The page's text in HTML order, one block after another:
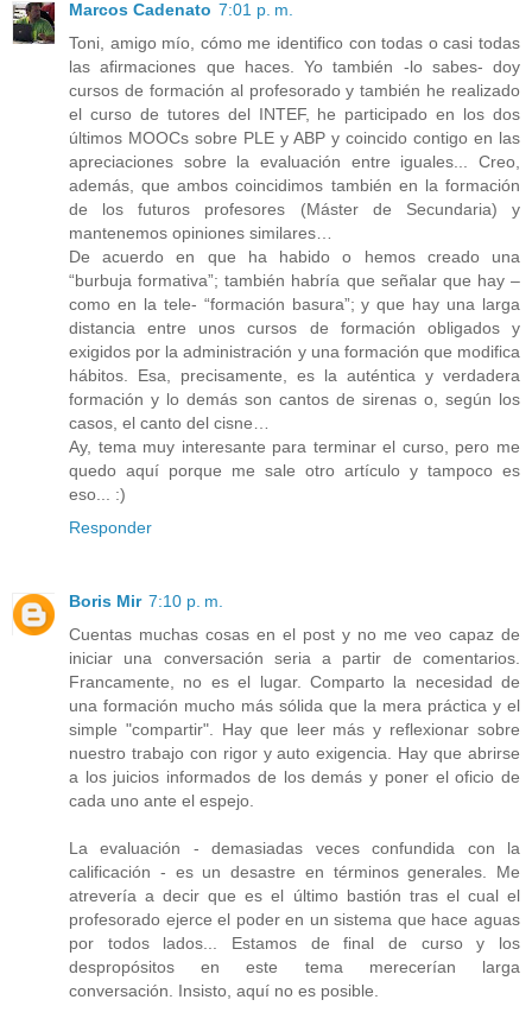
Marcos Cadenato 7:01 p. m.
Toni, amigo mío, cómo me identifico con todas o casi todas
las afirmaciones que haces. Yo también -lo sabes- doy
cursos de formación al profesorado y también he realizado
el curso de tutores del INTEF, he participado en los dos
últimos MOOCs sobre PLE y ABP y coincido contigo en las
apreciaciones sobre la evaluación entre iguales... Creo,
además, que ambos coincidimos también en la formación
de los futuros profesores (Máster de Secundaria) y
mantenemos opiniones similares…
De acuerdo en que ha habido o hemos creado una
“burbuja formativa”; también habría que señalar que hay –
como en la tele- “formación basura”; y que hay una larga
distancia entre unos cursos de formación obligados y
exigidos por la administración y una formación que modifica
hábitos. Esa, precisamente, es la auténtica y verdadera
formación y lo demás son cantos de sirenas o, según los
casos, el canto del cisne…
Ay, tema muy interesante para terminar el curso, pero me
quedo aquí porque me sale otro artículo y tampoco es
eso... :)
Responder
Boris Mir 7:10 p. m.
Cuentas muchas cosas en el post y no me veo capaz de
iniciar una conversación seria a partir de comentarios.
Francamente, no es el lugar. Comparto la necesidad de
una formación mucho más sólida que la mera práctica y el
simple "compartir". Hay que leer más y reflexionar sobre
nuestro trabajo con rigor y auto exigencia. Hay que abrirse
a los juicios informados de los demás y poner el oficio de
cada uno ante el espejo.
La evaluación - demasiadas veces confundida con la
calificación - es un desastre en términos generales. Me
atrevería a decir que es el último bastión tras el cual el
profesorado ejerce el poder en un sistema que hace aguas
por todos lados... Estamos de final de curso y los
despropósitos en este tema merecerían larga
conversación. Insisto, aquí no es posible.